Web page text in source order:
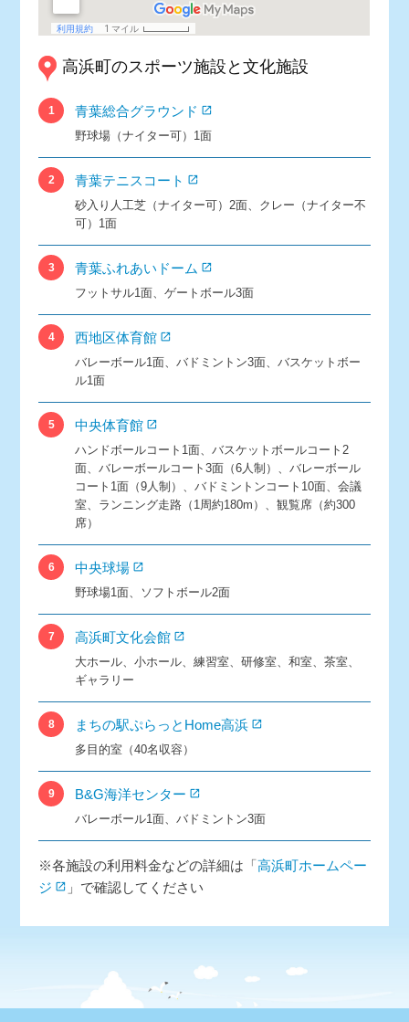
高浜町のスポーツ施設と文化施設
1 青葉総合グラウンド
野球場（ナイター可）1面
2 青葉テニスコート
砂入り人工芝（ナイター可）2面、クレー（ナイター不
可）1面
3 青葉ふれあいドーム
フットサル1面、ゲートボール3面
4 西地区体育館
バレーボール1面、バドミントン3面、バスケットボー
ル1面
5 中央体育館
ハンドボールコート1面、バスケットボールコート2
面、バレーボールコート3面（6人制）、バレーボール
コート1面（9人制）、バドミントンコート10面、会議
室、ランニング走路（1周約180m）、観覧席（約300
席）
6 中央球場
野球場1面、ソフトボール2面
7 高浜町文化会館
大ホール、小ホール、練習室、研修室、和室、茶室、
ギャラリー
8 まちの駅ぷらっとHome高浜
多目的室（40名収容）
9 B&G海洋センター
バレーボール1面、バドミントン3面
※各施設の利用料金などの詳細は「高浜町ホームペー
ジ
」で確認してください